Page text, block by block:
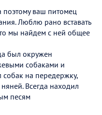
ваш питомец
Люблю рано вставать
то мы найдем с ней общее
был окружен
собаками и
на передержку,
Всегда находил
песям